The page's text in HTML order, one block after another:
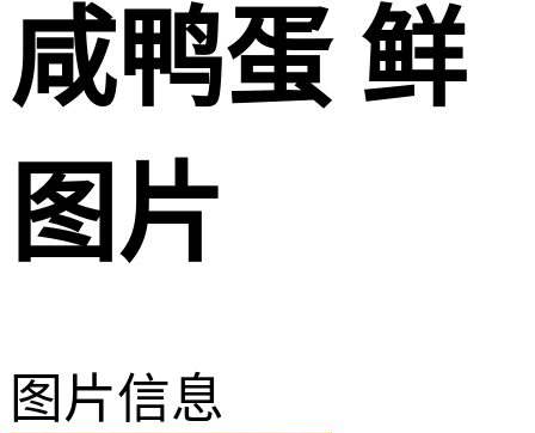
咸鸭蛋 鲜
图片
图片信息